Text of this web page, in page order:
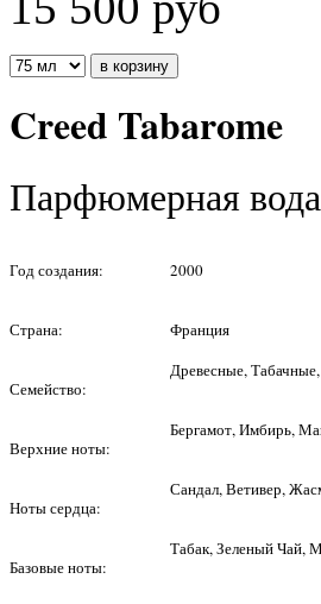
Creed Tabarome
Парфюмерная вода
Год создания: 2000
Страна: Франция
Семейство:
Древесные,
Верхние ноты:
Бергамот, Имбирь,
Ноты сердца:
Сандал, Ветивер,
Базовые ноты:
Табак, Зеленый Чай,